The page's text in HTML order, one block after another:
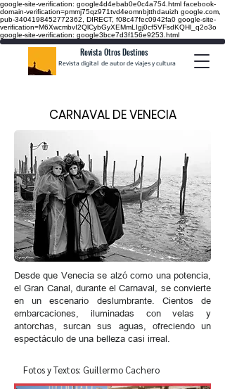
google-site-verification: google4d4ebab0e0c4a754.html facebook-
domain-verification=pmmj75qz971tvd4eomnbjtthdauizh google.com,
pub-3404198452772362, DIRECT, f08c47fec0942fa0 google-site-
verification=M6XwcmbvI2QlCybGyXEMmLIgj0cf5VFsdKQHl_q2o3o
google-site-verification: google3bce7d3f156e9253.html
Revista Otros Destinos
Revista digital de autor de viajes y cultura
CARNAVAL DE VENECIA
Desde que Venecia se alzó como una potencia,
el Gran Canal, durante el Carnaval, se convierte
en un escenario deslumbrante. Cientos de
embarcaciones, iluminadas con velas y
antorchas, surcan sus aguas, ofreciendo un
espectáculo de una belleza casi irreal.
Fotos y Textos: Guillermo Cachero